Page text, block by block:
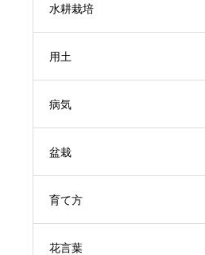
水耕栽培
用土
病気
盆栽
育て方
花言葉